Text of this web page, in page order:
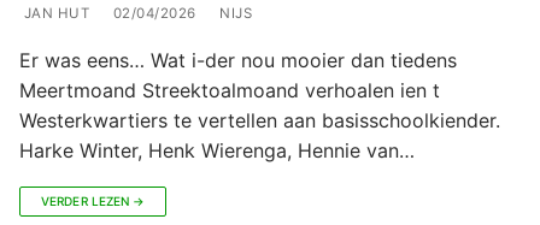
JAN HUT 02/04/2026 NIJS
Er was eens… Wat i-der nou mooier dan tiedens
Meertmoand Streektoalmoand verhoalen ien t
Westerkwartiers te vertellen aan basisschoolkiender.
Harke Winter, Henk Wierenga, Hennie van…
VERDER LEZEN →